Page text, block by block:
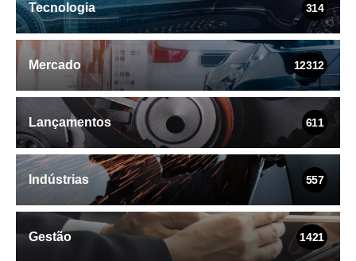
Tecnologia 314
Mercado 12312
Lançamentos 611
Indústrias 557
Gestão 1421